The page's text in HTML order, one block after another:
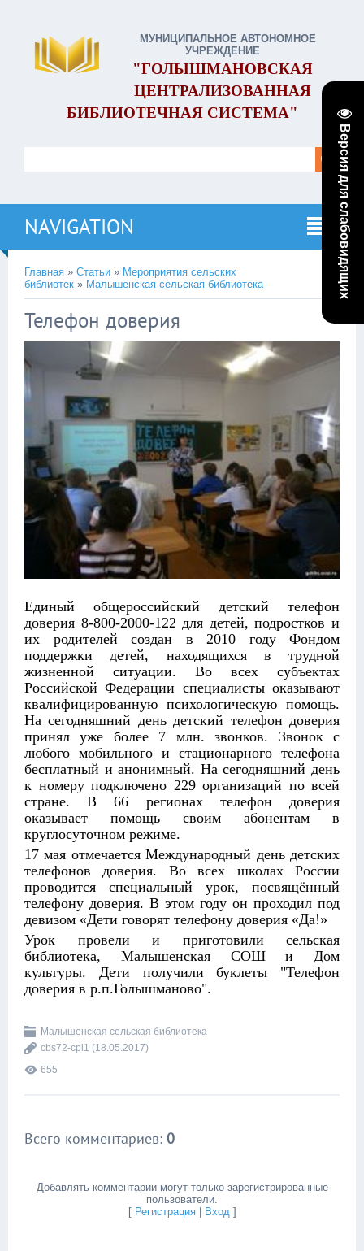
Версия для слабовидящих
МУНИЦИПАЛЬНОЕ АВТОНОМНОЕ
УЧРЕЖДЕНИЕ
"ГОЛЫШМАНОВСКАЯ
ЦЕНТРАЛИЗОВАННАЯ
БИБЛИОТЕЧНАЯ СИСТЕМА"
NAVIGATION
Главная » Статьи » Мероприятия сельских
библиотек » Малышенская сельская библиотека
Телефон доверия
Единый общероссийский детский телефон
доверия 8-800-2000-122 для детей, подростков и
их родителей создан в 2010 году Фондом
поддержки детей, находящихся в трудной
жизненной ситуации. Во всех субъектах
Российской Федерации специалисты оказывают
квалифицированную психологическую помощь.
На сегодняшний день детский телефон доверия
принял уже более 7 млн. звонков. Звонок с
любого мобильного и стационарного телефона
бесплатный и анонимный. На сегодняшний день
к номеру подключено 229 организаций по всей
стране. В 66 регионах телефон доверия
оказывает помощь своим абонентам в
круглосуточном режиме.
17 мая отмечается Международный день детских
телефонов доверия. Во всех школах России
проводится специальный урок, посвящённый
телефону доверия. В этом году он проходил под
девизом «Дети говорят телефону доверия «Да!»
Урок провели и приготовили сельская
библиотека, Малышенская СОШ и Дом
культуры. Дети получили буклеты "Телефон
доверия в р.п.Голышманово".
Малышенская сельская библиотека
cbs72-cpi1 (18.05.2017)
655
Всего комментариев: 0
Добавлять комментарии могут только зарегистрированные
пользователи.
[ Регистрация| Вход]